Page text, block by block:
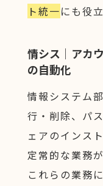
ト統一にも役
情シス｜アカ
の自動化
情報システム
行・削除、パ
ェアのインス
定常的な業務
これらの業務